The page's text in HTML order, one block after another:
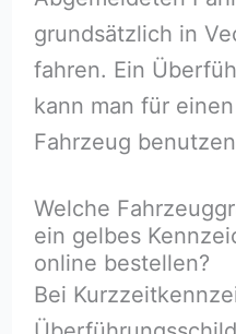
grundsätzlich in
fahren. Ein
kann man für
Fahrzeug
Welche
ein gelbes
online bestellen?
Bei